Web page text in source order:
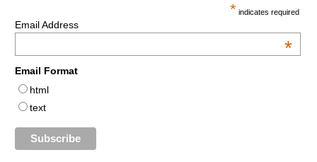
* indicates required
Email Address
*
Email Format
html
text